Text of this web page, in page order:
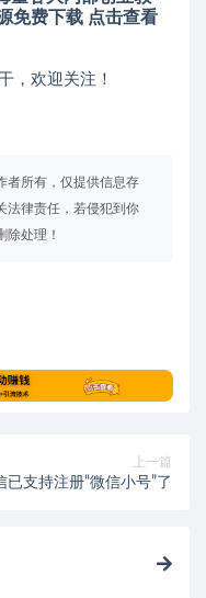
免费下载 点击查看
，欢迎关注！
者所有，仅提供信息存
法律责任，若侵犯到你
除处理！
上一篇
已支持注册“微信小号”了